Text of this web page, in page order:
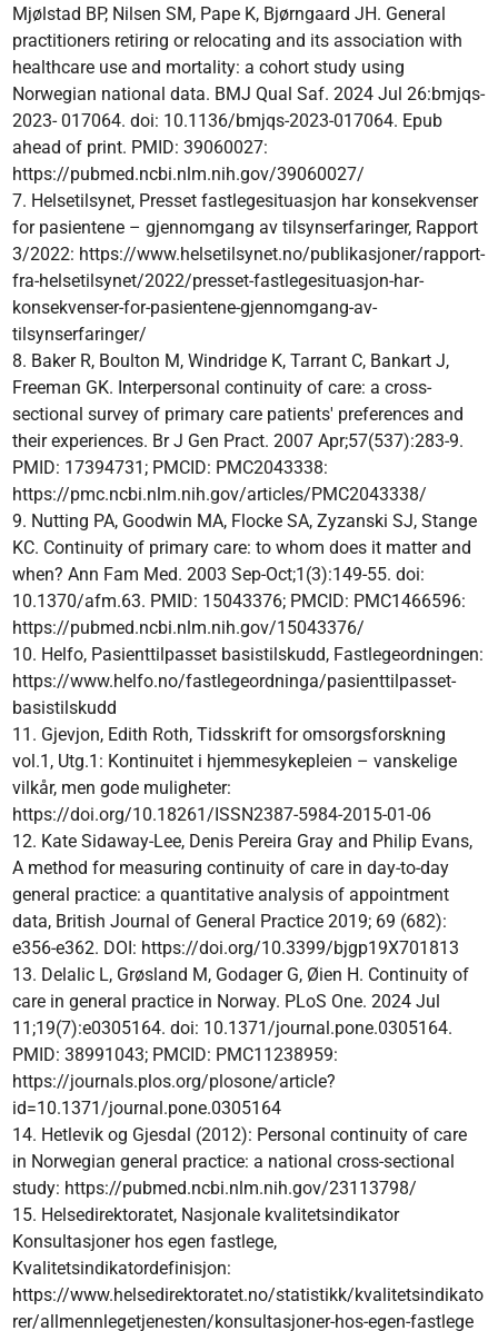
Mjølstad BP, Nilsen SM, Pape K, Bjørngaard JH. General
practitioners retiring or relocating and its association with
healthcare use and mortality: a cohort study using
Norwegian national data. BMJ Qual Saf. 2024 Jul 26:bmjqs-
2023- 017064. doi: 10.1136/bmjqs-2023-017064. Epub
ahead of print. PMID: 39060027:
https://pubmed.ncbi.nlm.nih.gov/39060027/
7. Helsetilsynet, Presset fastlegesituasjon har konsekvenser
for pasientene – gjennomgang av tilsynserfaringer, Rapport
3/2022: https://www.helsetilsynet.no/publikasjoner/rapport-
fra-helsetilsynet/2022/presset-fastlegesituasjon-har-
konsekvenser-for-pasientene-gjennomgang-av-
tilsynserfaringer/
8. Baker R, Boulton M, Windridge K, Tarrant C, Bankart J,
Freeman GK. Interpersonal continuity of care: a cross-
sectional survey of primary care patients' preferences and
their experiences. Br J Gen Pract. 2007 Apr;57(537):283-9.
PMID: 17394731; PMCID: PMC2043338:
https://pmc.ncbi.nlm.nih.gov/articles/PMC2043338/
9. Nutting PA, Goodwin MA, Flocke SA, Zyzanski SJ, Stange
KC. Continuity of primary care: to whom does it matter and
when? Ann Fam Med. 2003 Sep-Oct;1(3):149-55. doi:
10.1370/afm.63. PMID: 15043376; PMCID: PMC1466596:
https://pubmed.ncbi.nlm.nih.gov/15043376/
10. Helfo, Pasienttilpasset basistilskudd, Fastlegeordningen:
https://www.helfo.no/fastlegeordninga/pasienttilpasset-
basistilskudd
11. Gjevjon, Edith Roth, Tidsskrift for omsorgsforskning
vol.1, Utg.1: Kontinuitet i hjemmesykepleien – vanskelige
vilkår, men gode muligheter:
https://doi.org/10.18261/ISSN2387-5984-2015-01-06
12. Kate Sidaway-Lee, Denis Pereira Gray and Philip Evans,
A method for measuring continuity of care in day-to-day
general practice: a quantitative analysis of appointment
data, British Journal of General Practice 2019; 69 (682):
e356-e362. DOI: https://doi.org/10.3399/bjgp19X701813
13. Delalic L, Grøsland M, Godager G, Øien H. Continuity of
care in general practice in Norway. PLoS One. 2024 Jul
11;19(7):e0305164. doi: 10.1371/journal.pone.0305164.
PMID: 38991043; PMCID: PMC11238959:
https://journals.plos.org/plosone/article?
id=10.1371/journal.pone.0305164
14. Hetlevik og Gjesdal (2012): Personal continuity of care
in Norwegian general practice: a national cross-sectional
study: https://pubmed.ncbi.nlm.nih.gov/23113798/
15. Helsedirektoratet, Nasjonale kvalitetsindikator
Konsultasjoner hos egen fastlege,
Kvalitetsindikatordefinisjon:
https://www.helsedirektoratet.no/statistikk/kvalitetsindikato
rer/allmennlegetjenesten/konsultasjoner-hos-egen-fastlege